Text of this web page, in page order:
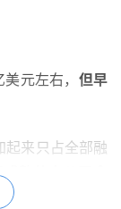
元左右， 但早
来只占全部融
熟的大公司拿